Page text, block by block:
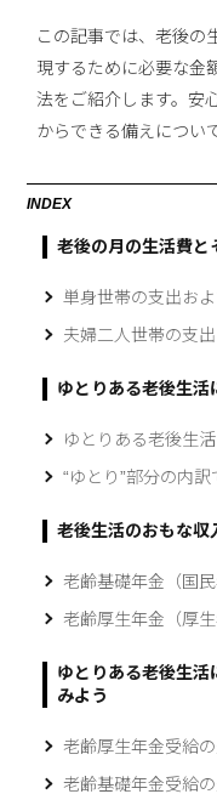
この記事では、老後の
現するために必要な金
法をご紹介します。安
からできる備えについ
INDEX
老後の月の生活費と
単身世帯の支出お
夫婦二人世帯の支
ゆとりある老後生活
ゆとりある老後生
“ゆとり”部分の内
老後生活のおもな収
老齢基礎年金（国民
老齢厚生年金（厚生
ゆとりある老後生活
みよう
老齢厚生年金受給
老齢基礎年金受給